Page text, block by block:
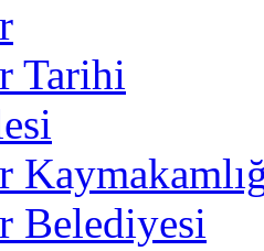
Tarihi
Belediyesi